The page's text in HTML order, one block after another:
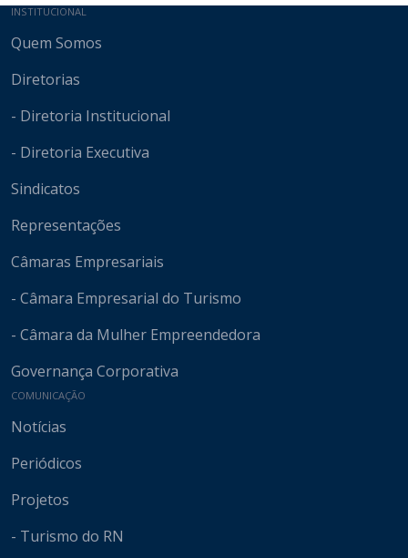
Mapa do site
INSTITUCIONAL
Quem Somos
Diretorias
- Diretoria Institucional
- Diretoria Executiva
Sindicatos
Representações
Câmaras Empresariais
- Câmara Empresarial do Turismo
- Câmara da Mulher Empreendedora
Governança Corporativa
COMUNICAÇÃO
Notícias
Periódicos
Projetos
- Turismo do RN